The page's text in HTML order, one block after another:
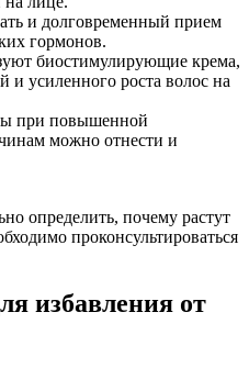
и долговременный прием
гормонов.
биостимулирующие крема,
и усиленного роста волос на
при повышенной
можно отнести и
определить, почему растут
проконсультироваться
избавления от